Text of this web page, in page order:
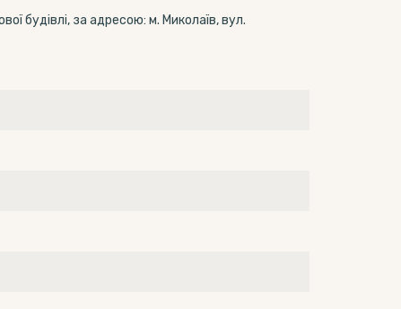
будівлі, за адресою: м. Миколаїв, вул.